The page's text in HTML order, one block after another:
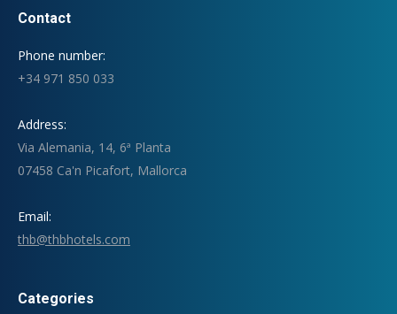
Contact
Phone number:
+34 971 850 033
Address:
Via Alemania, 14, 6ª Planta
07458 Ca'n Picafort, Mallorca
Email:
thb@thbhotels.com
Categories